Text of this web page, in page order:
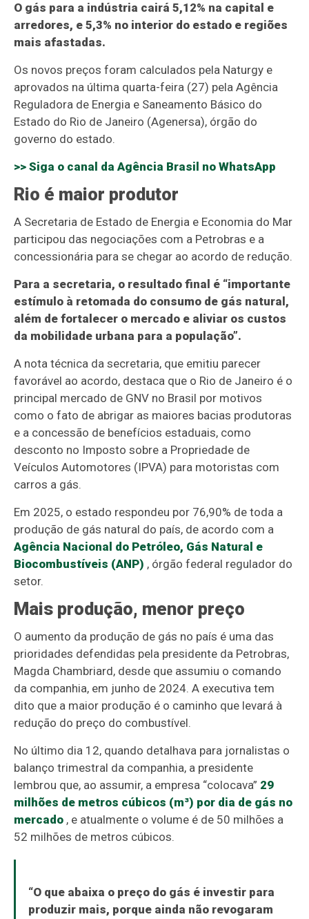
O gás para a indústria cairá 5,12% na capital e
arredores, e 5,3% no interior do estado e regiões
mais afastadas.
Os novos preços foram calculados pela Naturgy e
aprovados na última quarta-feira (27) pela Agência
Reguladora de Energia e Saneamento Básico do
Estado do Rio de Janeiro (Agenersa), órgão do
governo do estado.
>> Siga o canal daAgência Brasil no WhatsApp
Rio é maior produtor
A Secretaria de Estado de Energia e Economia do Mar
participou das negociações com a Petrobras e a
concessionária para se chegar ao acordo de redução.
Para a secretaria, o resultado final é “importante
estímulo à retomada do consumo de gás natural,
além de fortalecer o mercado e aliviar os custos
da mobilidade urbana para a população”.
A nota técnica da secretaria, que emitiu parecer
favorável ao acordo, destaca que o Rio de Janeiro é o
principal mercado de GNV no Brasil por motivos
como o fato de abrigar as maiores bacias produtoras
e a concessão de benefícios estaduais, como
desconto no Imposto sobre a Propriedade de
Veículos Automotores (IPVA) para motoristas com
carros a gás.
Em 2025, o estado respondeu por 76,90% de toda a
produção de gás natural do país, de acordo com a
Agência Nacional do Petróleo, Gás Natural e
Biocombustíveis (ANP) , órgão federal regulador do
setor.
Mais produção, menor preço
O aumento da produção de gás no país é uma das
prioridades defendidas pela presidente da Petrobras,
Magda Chambriard, desde que assumiu o comando
da companhia, em junho de 2024. A executiva tem
dito que a maior produção é o caminho que levará à
redução do preço do combustível.
No último dia 12, quando detalhava para jornalistas o
balanço trimestral da companhia, a presidente
lembrou que, ao assumir, a empresa “colocava” 29
milhões de metros cúbicos (m³) por dia de gás no
mercado , e atualmente o volume é de 50 milhões a
52 milhões de metros cúbicos.
“O que abaixa o preço do gás é investir para
produzir mais, porque ainda não revogaram